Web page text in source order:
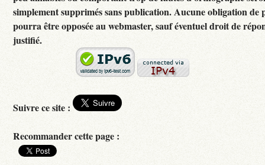
simplement supprimés sans publication. Aucune obligation de
pourra être opposée au webmaster, sauf éventuel droit de
justifié.
Suivre ce site :
Recommander cette page :